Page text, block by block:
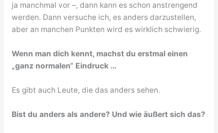
ja manchmal vor –, dann kann es schon anstrengend
werden. Dann versuche ich, es anders darzustellen,
aber an manchen Punkten wird es wirklich schwierig.
Wenn man dich kennt, machst du erstmal einen
„ganz normalen“ Eindruck …
Es gibt auch Leute, die das anders sehen.
Bist du anders als andere? Und wie äußert sich das?